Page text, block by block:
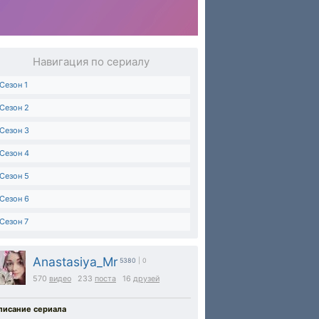
Навигация по сериалу
Сезон 1
Сезон 2
Сезон 3
Сезон 4
Сезон 5
Сезон 6
Сезон 7
Anastasiya_Mr 5380 | 0
570 видео 233 поста 16 друзей
сериала